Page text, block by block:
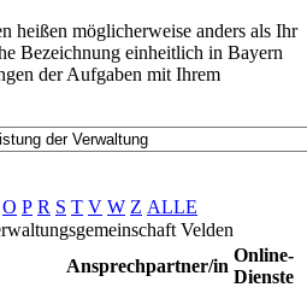
heißen möglicherweise anders als Ihr
Bezeichnung einheitlich in Bayern
der Aufgaben mit Ihrem
O P R S T V W Z ALLE
Velden
Ansprechpartner/in
Online-
Dienste